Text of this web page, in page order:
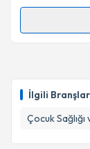
İlgili Branşlar
Çocuk Sağlığı
takvim